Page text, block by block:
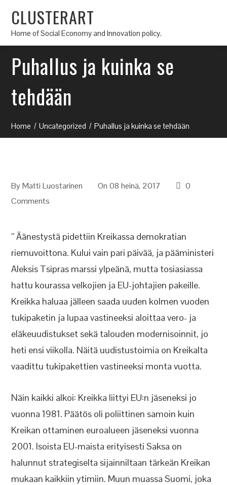
CLUSTERART
Home of Social Economy and Innovation policy.
Puhallus ja kuinka se
tehdään
Home Uncategorized Puhallus ja kuinka se tehdään
ByMatti Luostarinen On 08 heinä, 2017
0
Comments
” Äänestystä pidettiin Kreikassa demokratian
riemuvoittona. Kului vain pari päivää, ja pääministeri
Aleksis Tsipras marssi ylpeänä, mutta tosiasiassa
hattu kourassa velkojien ja EU-johtajien pakeille.
Kreikka haluaa jälleen saada uuden kolmen vuoden
tukipaketin ja lupaa vastineeksi aloittaa vero- ja
eläkeuudistukset sekä talouden modernisoinnit, jo
heti ensi viikolla. Näitä uudistustoimia on Kreikalta
vaadittu tukipakettien vastineeksi monta vuotta.
Näin kaikki alkoi: Kreikka liittyi EU:n jäseneksi jo
vuonna 1981. Päätös oli poliittinen samoin kuin
Kreikan ottaminen euroalueen jäseneksi vuonna
2001. Isoista EU-maista erityisesti Saksa on
halunnut strategiselta sijainniltaan tärkeän Kreikan
mukaan kaikkiin ytimiin. Muun muassa Suomi, joka